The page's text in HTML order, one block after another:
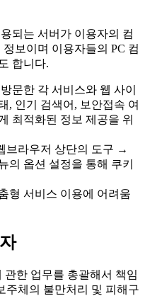
되는 서버가 이용자의 컴
보이며 이용자들의 PC 컴
합니다.
문한 각 서비스와 웹 사이
, 인기 검색어, 보안접속 여
최적화된 정보 제공을 위
브라우저 상단의 도구 →
옵션 설정을 통해 쿠키
형 서비스 이용에 어려움
한 업무를 총괄해서 책임
주체의 불만처리 및 피해구